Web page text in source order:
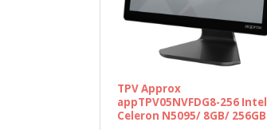
TPV Approx
appTPV05NVFDG8-256 Intel
Celeron N5095/ 8GB/ 256GB